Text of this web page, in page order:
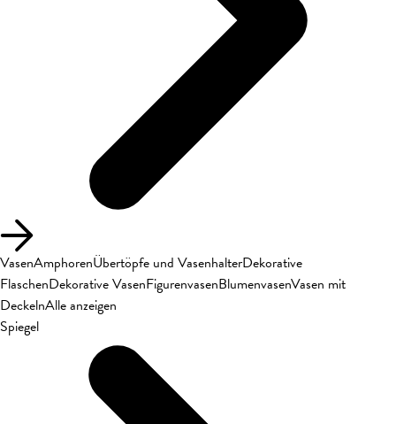
VasenAmphorenÜbertöpfe und VasenhalterDekorative
FlaschenDekorative VasenFigurenvasenBlumenvasenVasen mit
DeckelnAlle anzeigen
Spiegel